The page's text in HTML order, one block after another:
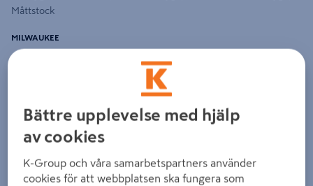
Måttstock
TUMSTOCK MILWAUKEE CLASSIC 2M
MILWAUKEE
Detaljerad beskrivning finns i produktbeskrivningsområdet
Bättre upplevelse med hjälp
av cookies
K-Group och våra samarbetspartners använder
cookies för att webbplatsen ska fungera som